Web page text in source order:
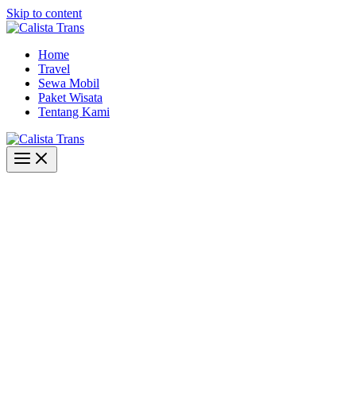
Skip to content
Home
Travel
Sewa Mobil
Paket Wisata
Tentang Kami